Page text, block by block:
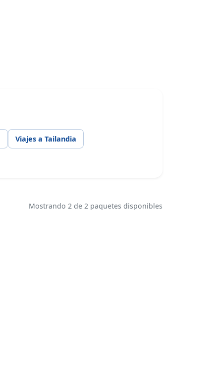
Viajes a Tailandia
Mostrando 2 de 2 paquetes disponibles